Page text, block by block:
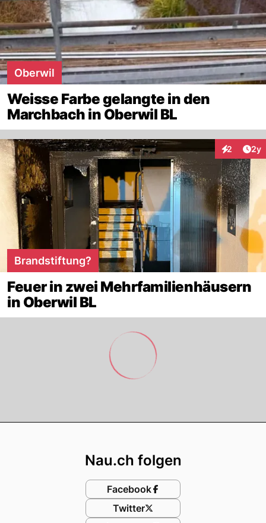
Oberwil
Weisse Farbe gelangte in den
Marchbach in Oberwil BL
2 2y
Brandstiftung?
Feuer in zwei Mehrfamilienhäusern
in Oberwil BL
Nau.ch folgen
Facebook
Twitter